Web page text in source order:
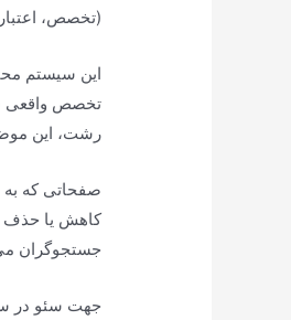
(تخصص،
این سیستم
تخصص واقعی
رشت، این
صفحاتی که به
کاهش یا حذف
جستجوگران
جهت سئو در سال